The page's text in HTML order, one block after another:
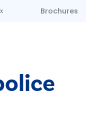
Brochures